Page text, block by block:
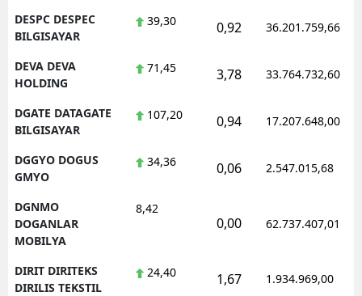
DESPC DESPEC
BILGISAYAR
39,30 0,92 36.201.759,66
DEVA DEVA
HOLDING
71,45 3,78 33.764.732,60
DGATE DATAGATE
BILGISAYAR
107,20 0,94 17.207.648,00
DGGYO DOGUS
GMYO
34,36 0,06 2.547.015,68
DGNMO
DOGANLAR
MOBILYA
8,42
0,00 62.737.407,01
DIRIT DIRITEKS
DIRILIS TEKSTIL
24,40 1,67 1.934.969,00